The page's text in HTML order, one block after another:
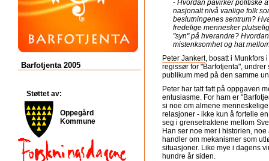
Barfotjenta 2005
Støttet av:
Oppegård
Kommune
- Hvordan påvirker politiske
nasjonalt nivå vanlige folk
beslutningenes sentrum?
fredelige mennesker
"syn" på hverandre?
mistenksomhet og hat
Peter Jankert, bosatt i Munkfors
regissør for "Barfotjenta", undrer
publikum med på den samme
Peter har tatt fatt på oppgaven
entusiasme. For ham er
si noe om almene
relasjoner - ikke kun å fortelle
seg i grensetraktene mellom
Han ser noe mer i historien, noe
handler om mekanismer som
situasjoner. Like mye i dagens
hundre år siden.